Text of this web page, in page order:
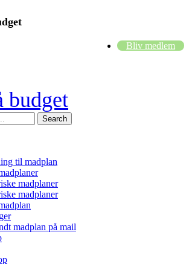
Bliv medlem
til madplan
madplaner
madplaner
madplan på mail